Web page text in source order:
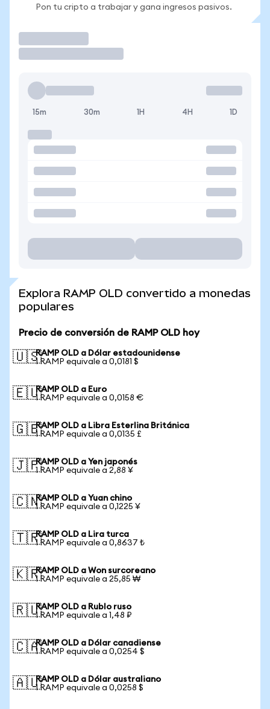
Pon tu cripto a trabajar y gana ingresos pasivos.
15m 30m 1H 4H 1D
Explora RAMP OLD convertido a monedas
populares
Precio de conversión de RAMP OLD hoy
🇺🇸RAMP OLD a Dólar estadounidense
1 RAMP equivale a 0,0181 $
🇪🇺RAMP OLD a Euro
1 RAMP equivale a 0,0158 €
🇬🇧RAMP OLD a Libra Esterlina Británica
1 RAMP equivale a 0,0135 £
🇯🇵RAMP OLD a Yen japonés
1 RAMP equivale a 2,88 ¥
🇨🇳RAMP OLD a Yuan chino
1 RAMP equivale a 0,1225 ¥
🇹🇷RAMP OLD a Lira turca
1 RAMP equivale a 0,8637 ₺
🇰🇷RAMP OLD a Won surcoreano
1 RAMP equivale a 25,85 ₩
🇷🇺RAMP OLD a Rublo ruso
1 RAMP equivale a 1,48 ₽
🇨🇦RAMP OLD a Dólar canadiense
1 RAMP equivale a 0,0254 $
🇦🇺RAMP OLD a Dólar australiano
1 RAMP equivale a 0,0258 $